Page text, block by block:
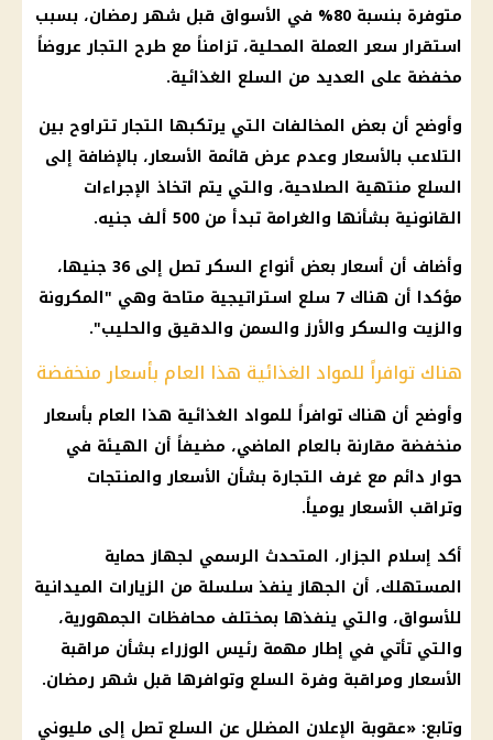
متوفرة بنسبة 80% في
الأسواق قبل شهر رمضان، بسبب
استقرار سعرالعملة المحلية، تزامناً مع طرح التجار عروضاً
مخفضة على العديد من السلع الغذائية.
وأوضح أن بعض المخالفات التي يرتكبها التجار تتراوح بين
التلاعب بالأسعار وعدم عرض قائمة الأسعار، بالإضافة إلى
السلع منتهية الصلاحية، والتي يتم اتخاذ الإجراءات
القانونية بشأنها والغرامة تبدأ من 500 ألف جنيه.
وأضاف أن أسعاربعض أنواع السكر
تصل إلى 36 جنيها،
مؤكدا أن هناك 7 سلع استراتيجية متاحة وهي "المكرونة
والزيت والسكر والأرز والسمن والدقيق والحليب".
هناك توافراً للمواد الغذائية هذا العام بأسعار منخفضة
وأوضح أن هناك توافراً للمواد الغذائية هذا العام بأسعار
منخفضة مقارنة بالعام الماضي، مضيفاً أن الهيئة في
حوار دائم مع غرف التجارة بشأن الأسعاروالمنتجات
وتراقب الأسعاريومياً.
أكد إسلام الجزار، المتحدث الرسمي لجهازحماية
المستهلك، أن الجهاز ينفذ سلسلة من الزيارات الميدانية
للأسواق، والتي ينفذها بمختلف محافظات الجمهورية،
والتي تأتي في إطار مهمة رئيس الوزراء بشأن مراقبة
الأسعارومراقبة وفرة السلع وتوافرها قبل شهر رمضان.
وتابع: «عقوبة الإعلان المضلل عن السلع تصل إلى مليوني